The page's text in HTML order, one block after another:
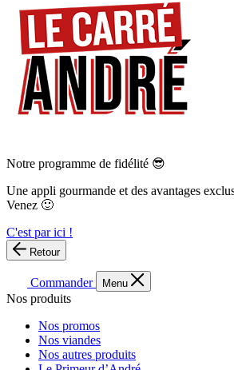
Notre programme de fidélité 😎
Une appli gourmande et des avantages
Venez 🙂
C'est par ici !
Retour
Commander Menu
Nos produits
Nos promos
Nos viandes
Nos autres produits